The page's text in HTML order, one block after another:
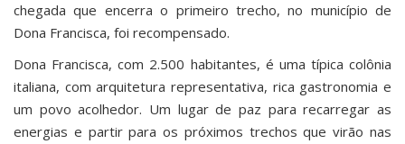
chegada que encerra o primeiro trecho, no município de
Dona Francisca, foi recompensado.
Dona Francisca, com 2.500 habitantes, é uma típica colônia
italiana, com arquitetura representativa, rica gastronomia e
um povo acolhedor. Um lugar de paz para recarregar as
energias e partir para os próximos trechos que virão nas